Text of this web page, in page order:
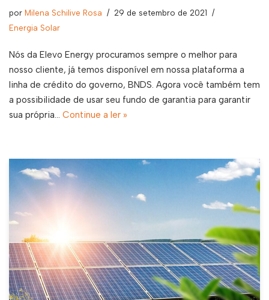
por Milena Schilive Rosa
29 de setembro de 2021
Energia Solar
Nós da Elevo Energy procuramos sempre o melhor para
nosso cliente, já temos disponível em nossa plataforma a
linha de crédito do governo, BNDS. Agora você também tem
a possibilidade de usar seu fundo de garantia para garantir
sua própria… Continue a ler »